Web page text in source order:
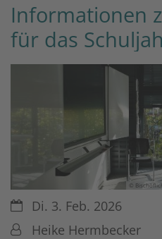
Informationen
für das
©
Datum:Di. 3. Feb. 2026
Von:Heike Hermbecker